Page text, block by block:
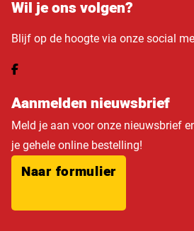
Wil je ons volgen?
Blijf op de hoogte via onze social
Aanmelden nieuwsbrief
Meld je aan voor onze nieuwsbrief
je gehele online bestelling!
Naar formulier